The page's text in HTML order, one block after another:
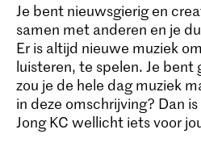
Je bent nieuwsgierig en
samen met anderen en je
Er is altijd nieuwe muziek
luisteren, te spelen. Je
zou je de hele dag muziek
in deze omschrijving? Dan
Jong KC wellicht iets voor